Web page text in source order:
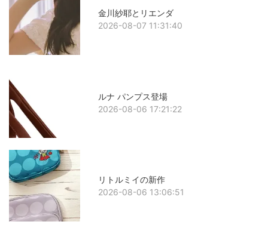
金川紗耶とリエンダ
2026-08-07 11:31:40
ルナ パンプス登場
2026-08-06 17:21:22
リトルミイの新作
2026-08-06 13:06:51